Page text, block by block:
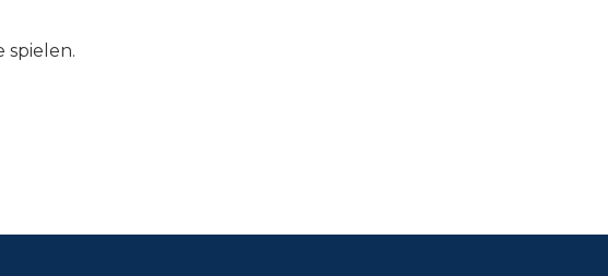
spielen.